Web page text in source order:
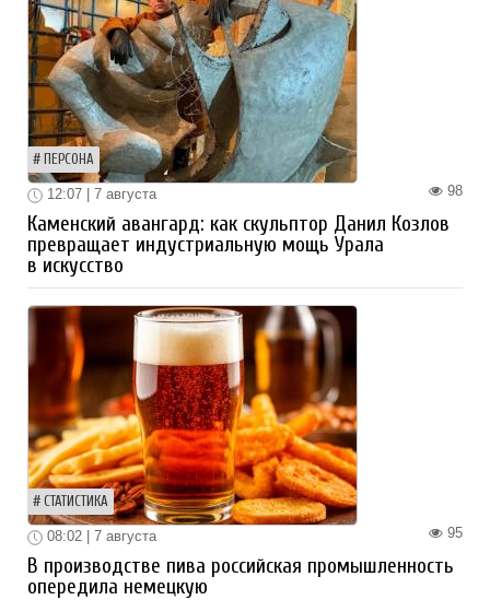
ПЕРСОНА
98
12:07 | 7 августа
Каменский авангард: как скульптор Данил Козлов
превращает индустриальную мощь Урала
в искусство
СТАТИСТИКА
95
08:02 | 7 августа
В производстве пива российская промышленность
опередила немецкую